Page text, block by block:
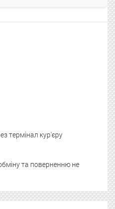
термінал кур'єру
та поверненню не